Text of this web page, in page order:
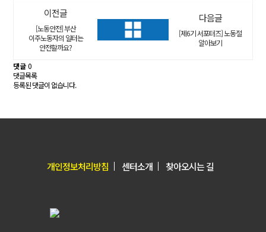
이전글
[노동안전] 부산
이주노동자의 일터는
안전할까요?
다음글
[제6기 서포터즈] 노동절
알아보기
댓글0
댓글목록
등록된 댓글이 없습니다.
개인정보처리방침 센터소개 찾아오시는 길